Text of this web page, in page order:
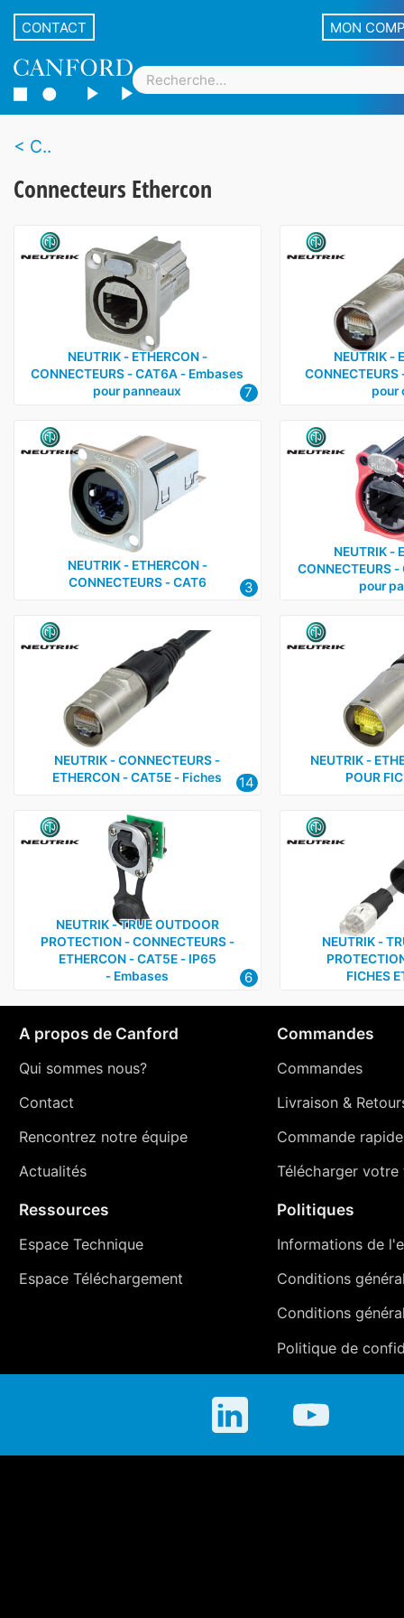
CONTACT MON
C..
Connecteurs Ethercon
NEUTRIK ‑ ETHERCON ‑
CONNECTEURS ‑ CAT6A ‑ Embases
pour panneaux
7
NEUTRIK ‑
CONNECTEURS
pour
NEUTRIK ‑ ETHERCON ‑
CONNECTEURS ‑ CAT6
3
NEUTRIK ‑
CONNECTEURS
pour
NEUTRIK ‑ CONNECTEURS ‑
ETHERCON ‑ CAT5E ‑ Fiches
14
NEUTRIK ‑
POUR
NEUTRIK ‑ TRUE OUTDOOR
PROTECTION ‑ CONNECTEURS ‑
ETHERCON ‑ CAT5E ‑ IP65
‑ Embases
6
NEUTRIK ‑
FICHES
A propos de Canford
Qui sommes nous?
Contact
Rencontrez notre équipe
Actualités
Commandes
Commandes
Livraison&
Commande rapide
Télécharger votre
Ressources
Espace Technique
Espace Téléchargement
Politiques
Informations de
Conditions
Conditions
Politique de